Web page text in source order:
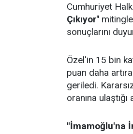
Cumhuriyet
Çıkıyor"
sonuçlarını
Özel'in 15 bin
puan daha
geriledi.
oranına ulaştığı
''İmamoğlu'na